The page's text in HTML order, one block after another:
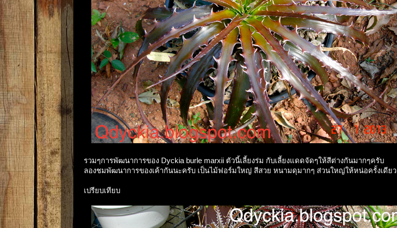
รวมๆการพัฒนาการของ Dyckia burle marxii ตัวนี้เลี้ยงร่ม กับเลี้ยงแดดจัดๆให้สีต่างกันมากๆครับ
ลองชมพัฒนาการของเค้ากันนะครับ เป็นไม้ฟอร์มใหญ่ สีสวย หนามดุมากๆ ส่วนใหญ่ให้หน่อครั้งเดียว
เปรียบเทียบ